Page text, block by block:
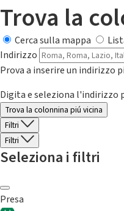
Trova la
Cerca sulla mappa
Indirizzo
Prova a inserire un indirizzo
Digita e seleziona l'indirizzo
Trova la colonnina piú vicina
Filtri
Filtri
Seleziona i filtri
Presa